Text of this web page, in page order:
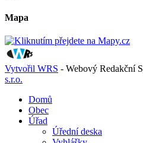
Mapa
Vytvořil WRS - Webový Redakční
s.r.o.
Domů
Obec
Úřad
Úřední deska